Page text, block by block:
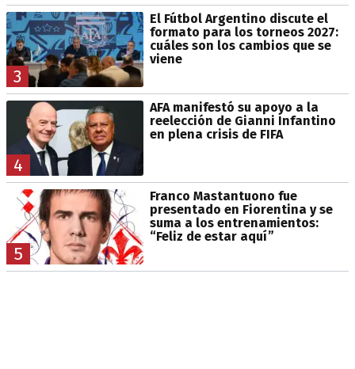
3
El Fútbol Argentino discute el
formato para los torneos 2027:
cuáles son los cambios que se
viene
4
AFA manifestó su apoyo a la
reelección de Gianni Infantino
en plena crisis de FIFA
5
Franco Mastantuono fue
presentado en Fiorentina y se
suma a los entrenamientos:
“Feliz de estar aquí”